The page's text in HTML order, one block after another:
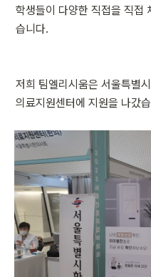
학생들이 다양한 직접을 직접
습니다.
저희 팀엘리시움은 서울특별
의료지원센터에 지원을 나갔